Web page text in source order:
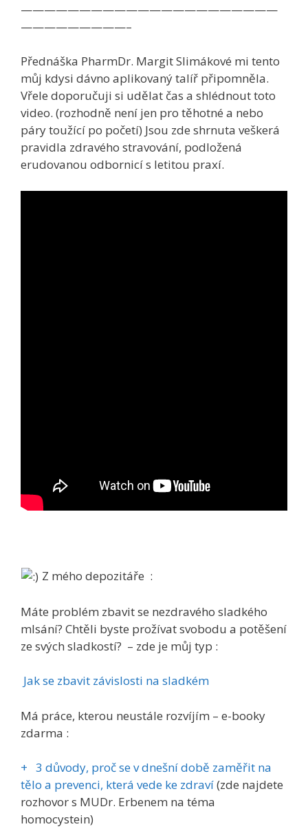
——————————————————————
—————————–
Přednáška PharmDr. Margit Slimákové mi tento
můj kdysi dávno aplikovaný talíř připomněla.
Vřele doporučuji si udělat čas a shlédnout toto
video. (rozhodně není jen pro těhotné a nebo
páry toužící po početí) Jsou zde shrnuta veškerá
pravidla zdravého stravování, podložená
erudovanou odbornicí s letitou praxí.
Z mého depozitáře :
Máte problém zbavit se nezdravého sladkého
mlsání? Chtěli byste prožívat svobodu a potěšení
ze svých sladkostí? – zde je můj typ :
Jak se zbavit závislosti na sladkém
Má práce, kterou neustále rozvíjím – e-booky
zdarma :
+ 3 důvody, proč se v dnešní době zaměřit na
tělo a prevenci, která vede ke zdraví(zde najdete
rozhovor s MUDr. Erbenem na téma
homocystein)